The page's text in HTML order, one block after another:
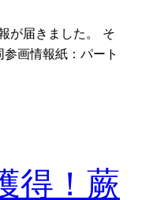
が届きました。 そ
画情報紙：パート
得！蕨